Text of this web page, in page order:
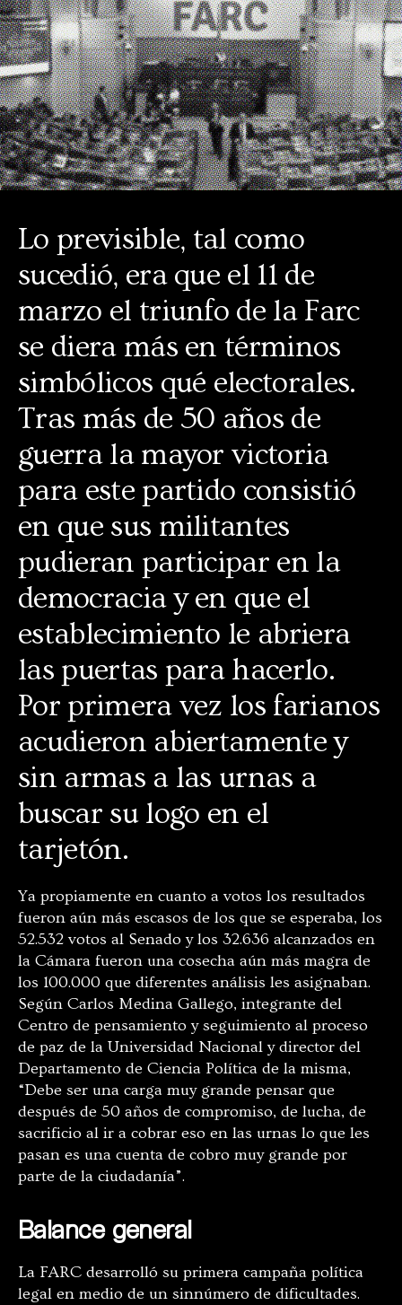
Lo previsible, tal como
sucedió, era que el 11 de
marzo el triunfo de la Farc
se diera más en términos
simbólicos qué electorales.
Tras más de 50 años de
guerra la mayor victoria
para este partido consistió
en que sus militantes
pudieran participar en la
democracia y en que el
establecimiento le abriera
las puertas para hacerlo.
Por primera vez los farianos
acudieron abiertamente y
sin armas a las urnas a
buscar su logo en el
tarjetón.
Ya propiamente en cuanto a votos los resultados
fueron aún más escasos de los que se esperaba, los
52.532 votos al Senado y los 32.636 alcanzados en
la Cámara fueron una cosecha aún más magra de
los 100.000 que diferentes análisis les asignaban.
Según Carlos Medina Gallego, integrante del
Centro de pensamiento y seguimiento al proceso
de paz de la Universidad Nacional y director del
Departamento de Ciencia Política de la misma,
“Debe ser una carga muy grande pensar que
después de 50 años de compromiso, de lucha, de
sacrificio al ir a cobrar eso en las urnas lo que les
pasan es una cuenta de cobro muy grande por
parte de la ciudadanía”.
Balance general
La FARC desarrolló su primera campaña política
legal en medio de un sinnúmero de dificultades.